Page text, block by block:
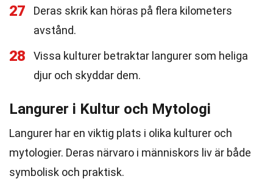
27
Deras skrik kan höras på flera kilometers
avstånd.
28
Vissa kulturer betraktar langurer som heliga
djur och skyddar dem.
Langurer i Kultur och Mytologi
Langurer har en viktig plats i olika kulturer och
mytologier. Deras närvaro i människors liv är både
symbolisk och praktisk.